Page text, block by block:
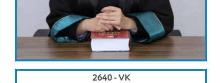
2640 - VK